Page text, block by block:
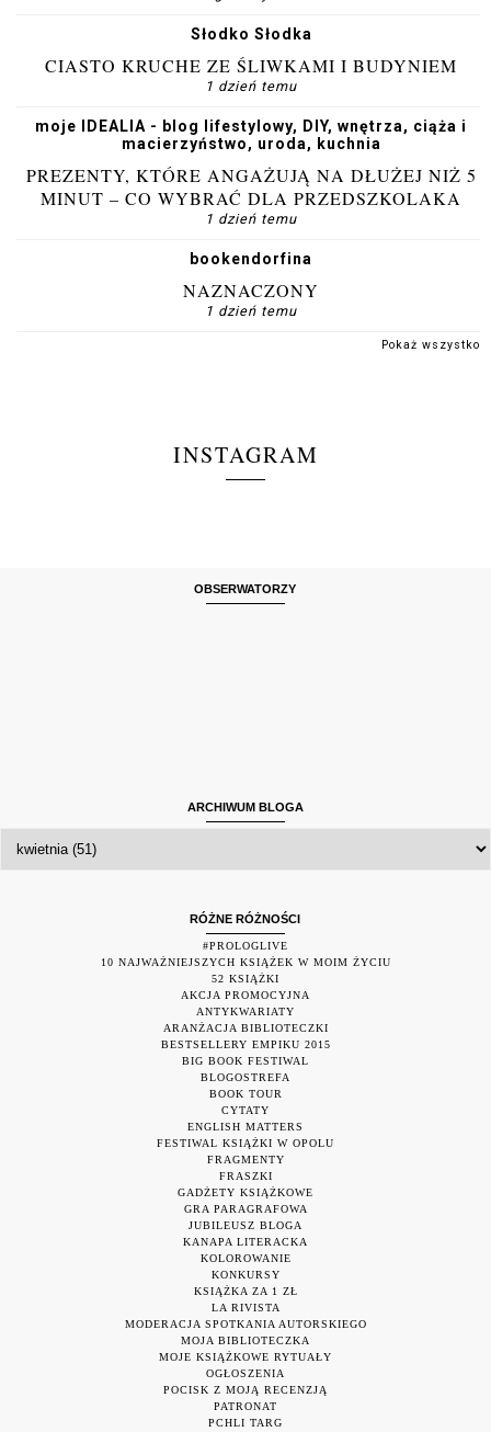
Słodko Słodka
CIASTO KRUCHE ZE ŚLIWKAMI I BUDYNIEM
1 dzień temu
moje IDEALIA - blog lifestylowy, DIY, wnętrza, ciąża i
macierzyństwo, uroda, kuchnia
PREZENTY, KTÓRE ANGAŻUJĄ NA DŁUŻEJ NIŻ 5
MINUT – CO WYBRAĆ DLA PRZEDSZKOLAKA
1 dzień temu
bookendorfina
NAZNACZONY
1 dzień temu
Pokaż wszystko
INSTAGRAM
OBSERWATORZY
ARCHIWUM BLOGA
RÓŻNE RÓŻNOŚCI
#PROLOGLIVE
10 NAJWAŻNIEJSZYCH KSIĄŻEK W MOIM ŻYCIU
52 KSIĄŻKI
AKCJA PROMOCYJNA
ANTYKWARIATY
ARANŻACJA BIBLIOTECZKI
BESTSELLERY EMPIKU 2015
BIG BOOK FESTIWAL
BLOGOSTREFA
BOOK TOUR
CYTATY
ENGLISH MATTERS
FESTIWAL KSIĄŻKI W OPOLU
FRAGMENTY
FRASZKI
GADŻETY KSIĄŻKOWE
GRA PARAGRAFOWA
JUBILEUSZ BLOGA
KANAPA LITERACKA
KOLOROWANIE
KONKURSY
KSIĄŻKA ZA 1 ZŁ
LA RIVISTA
MODERACJA SPOTKANIA AUTORSKIEGO
MOJA BIBLIOTECZKA
MOJE KSIĄŻKOWE RYTUAŁY
OGŁOSZENIA
POCISK Z MOJĄ RECENZJĄ
PATRONAT
PCHLI TARG